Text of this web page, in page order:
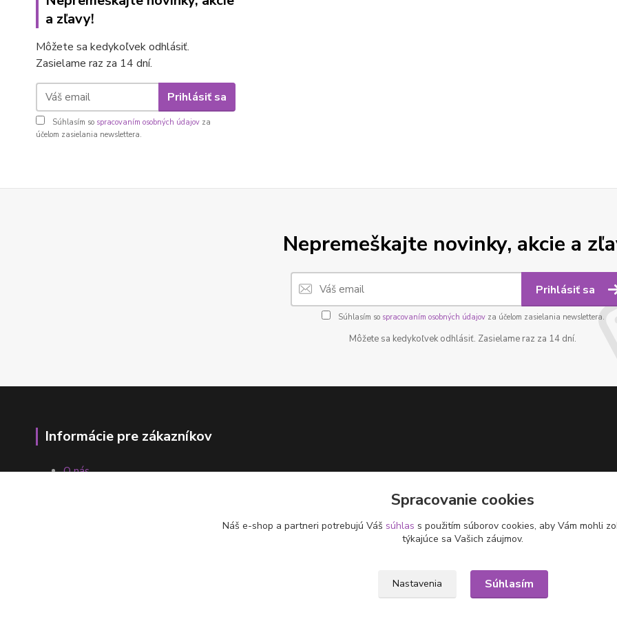
a zľavy!
Môžete sa kedykoľvek odhlásiť.
Zasielame raz za 14 dní.
Prihlásiť sa
Súhlasím so spracovaním osobných údajov za
účelom zasielania newslettera.
Nepremeškajte novinky, akcie a
Prihlásiť sa
Súhlasím so spracovaním osobných údajovza účelom zasielania newslettera.
Môžete sa kedykoľvek odhlásiť. Zasielame raz za 14 dní.
Informácie pre zákazníkov
O nás
Spracovanie cookies
Náš e-shop a partneri potrebujú Váš súhlas s použitím súborov cookies, aby Vám mohli
týkajúce sa Vašich záujmov.
Nastavenia Súhlasím